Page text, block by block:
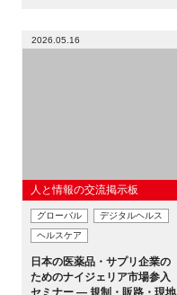
2026.05.16
人と情報の交流掲示板
グローバル
デジタルヘルス
ヘルスケア
日本の医薬品・サプリ企業の
ためのナイジェリア市場参入
セミナー ― 規制・販路・現地